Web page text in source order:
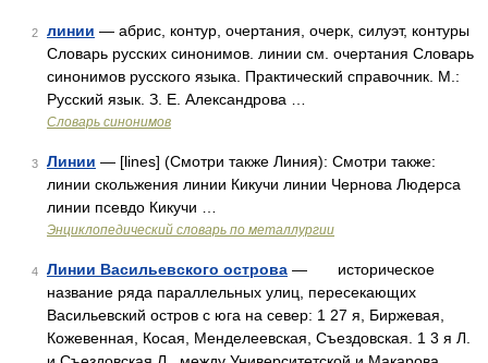
2 линии — абрис, контур, очертания, очерк, силуэт, контуры
Словарь русских синонимов. линии см. очертания Словарь
синонимов русского языка. Практический справочник. М.:
Русский язык. З. Е. Александрова …
Словарь синонимов
3 Линии — [lines] (Смотри также Линия): Смотри также:
линии скольжения линии Кикучи линии Чернова Людерса
линии псевдо Кикучи …
Энциклопедический словарь по металлургии
4 Линии Васильевского острова — историческое
название ряда параллельных улиц, пересекающих
Васильевский остров с юга на север: 1 27 я, Биржевая,
Кожевенная, Косая, Менделеевская, Съездовская. 1 3 я Л.